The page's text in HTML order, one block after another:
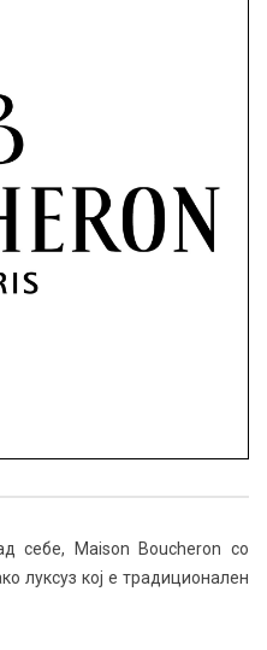
себе, Maison Boucheron со
луксуз кој е традиционален